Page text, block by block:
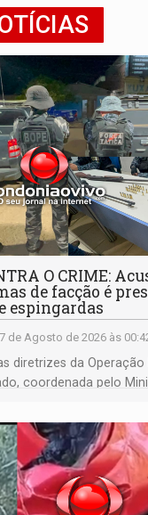
O CRIME:
de facção é
espingardas
de Agosto de 2026 às
diretrizes da Operação
coordenada pelo